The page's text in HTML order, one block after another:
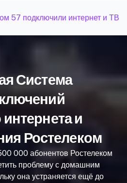
57 подключили интернет и ТВ
Система
и
Ростелеком
000 абонентов Ростелеком
проблему с домашним
она устраняется ещё до